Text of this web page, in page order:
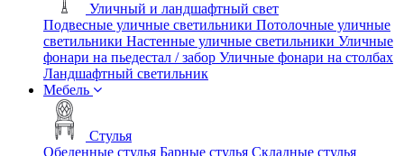
Уличный и ландшафтный свет
Подвесные уличные светильники Потолочные уличные
светильники Настенные уличные светильники Уличные
фонари на пьедестал / забор Уличные фонари на столбах
Ландшафтный светильник
Мебель
Стулья
Обеденные стулья Барные стулья Складные стулья